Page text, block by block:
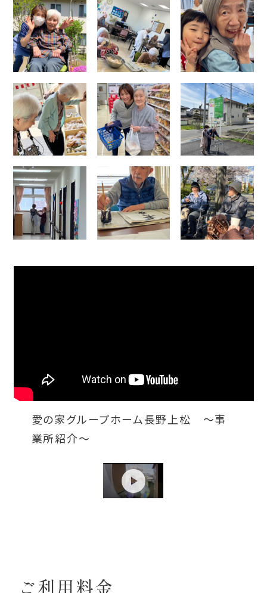
愛の家グループホーム長野上松 ～事
業所紹介～
ご利用料金